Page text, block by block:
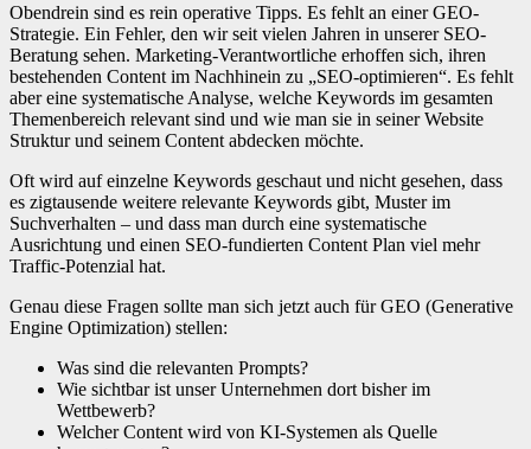
Obendrein sind es rein operative Tipps. Es fehlt an einer GEO-
Strategie. Ein Fehler, den wir seit vielen Jahren in unserer SEO-
Beratung sehen. Marketing-Verantwortliche erhoffen sich, ihren
bestehenden Content im Nachhinein zu „SEO-optimieren“. Es fehlt
aber eine systematische Analyse, welche Keywords im gesamten
Themenbereich relevant sind und wie man sie in seiner Website
Struktur und seinem Content abdecken möchte.
Oft wird auf einzelne Keywords geschaut und nicht gesehen, dass
es zigtausende weitere relevante Keywords gibt, Muster im
Suchverhalten – und dass man durch eine systematische
Ausrichtung und einen SEO-fundierten Content Plan viel mehr
Traffic-Potenzial hat.
Genau diese Fragen sollte man sich jetzt auch für GEO (Generative
Engine Optimization) stellen:
Was sind die relevanten Prompts?
Wie sichtbar ist unser Unternehmen dort bisher im
Wettbewerb?
Welcher Content wird von KI-Systemen als Quelle